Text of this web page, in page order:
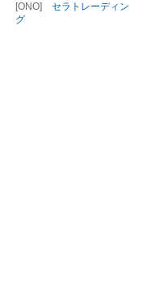
[ONO] セラトレーディン
グ